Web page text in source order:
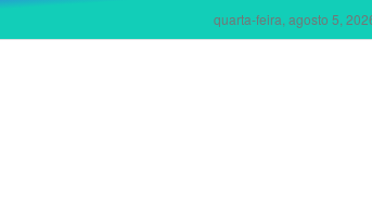
quarta-feira, agosto 5,